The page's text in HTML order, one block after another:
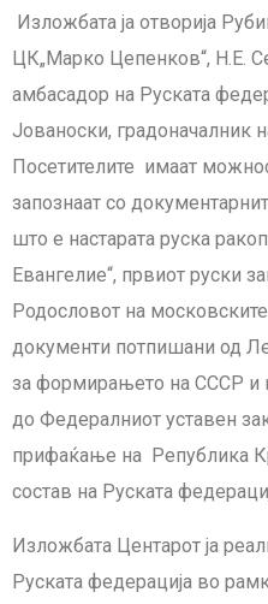
Изложбата ја отворија
ЦК„Марко Цепенков“, Н.Е.
амбасадор на Руската
Јованоски, градоначалник
Посетителите имаат
запознаат со
што е настарата руска
Евангелие“, првиот руски
Родословот на
документи потпишани од
за формирањето на СССР и
до Федералниот уставен
прифаќање на Република
состав на Руската
Изложбата Центарот ја
Руската федерација во